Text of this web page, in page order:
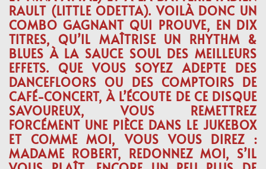
RAULT (LITTLE ODETTA). VOILÀ DONC UN
COMBO GAGNANT QUI PROUVE, EN DIX
TITRES, QU’IL MAÎTRISE UN RHYTHM &
BLUES À LA SAUCE SOUL DES MEILLEURS
EFFETS. QUE VOUS SOYEZ ADEPTE DES
DANCEFLOORS OU DES COMPTOIRS DE
CAFÉ-CONCERT, À L’ÉCOUTE DE CE DISQUE
SAVOUREUX, VOUS REMETTREZ
FORCÉMENT UNE PIÈCE DANS LE JUKEBOX
ET COMME MOI, VOUS VOUS DIREZ :
MADAME ROBERT, REDONNEZ MOI, S’IL